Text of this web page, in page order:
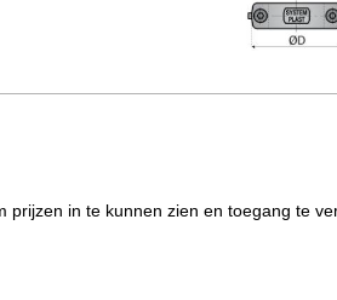
prijzen in te kunnen zien en toegang te